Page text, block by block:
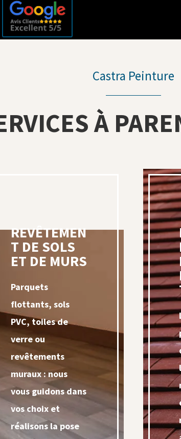
Castra Peinture
À
REVÊTEMEN
T DE SOLS
ET DE MURS
Parquets
flottants, sols
PVC, toiles de
verre ou
revêtements
muraux : nous
vous guidons dans
vos choix et
réalisons la pose